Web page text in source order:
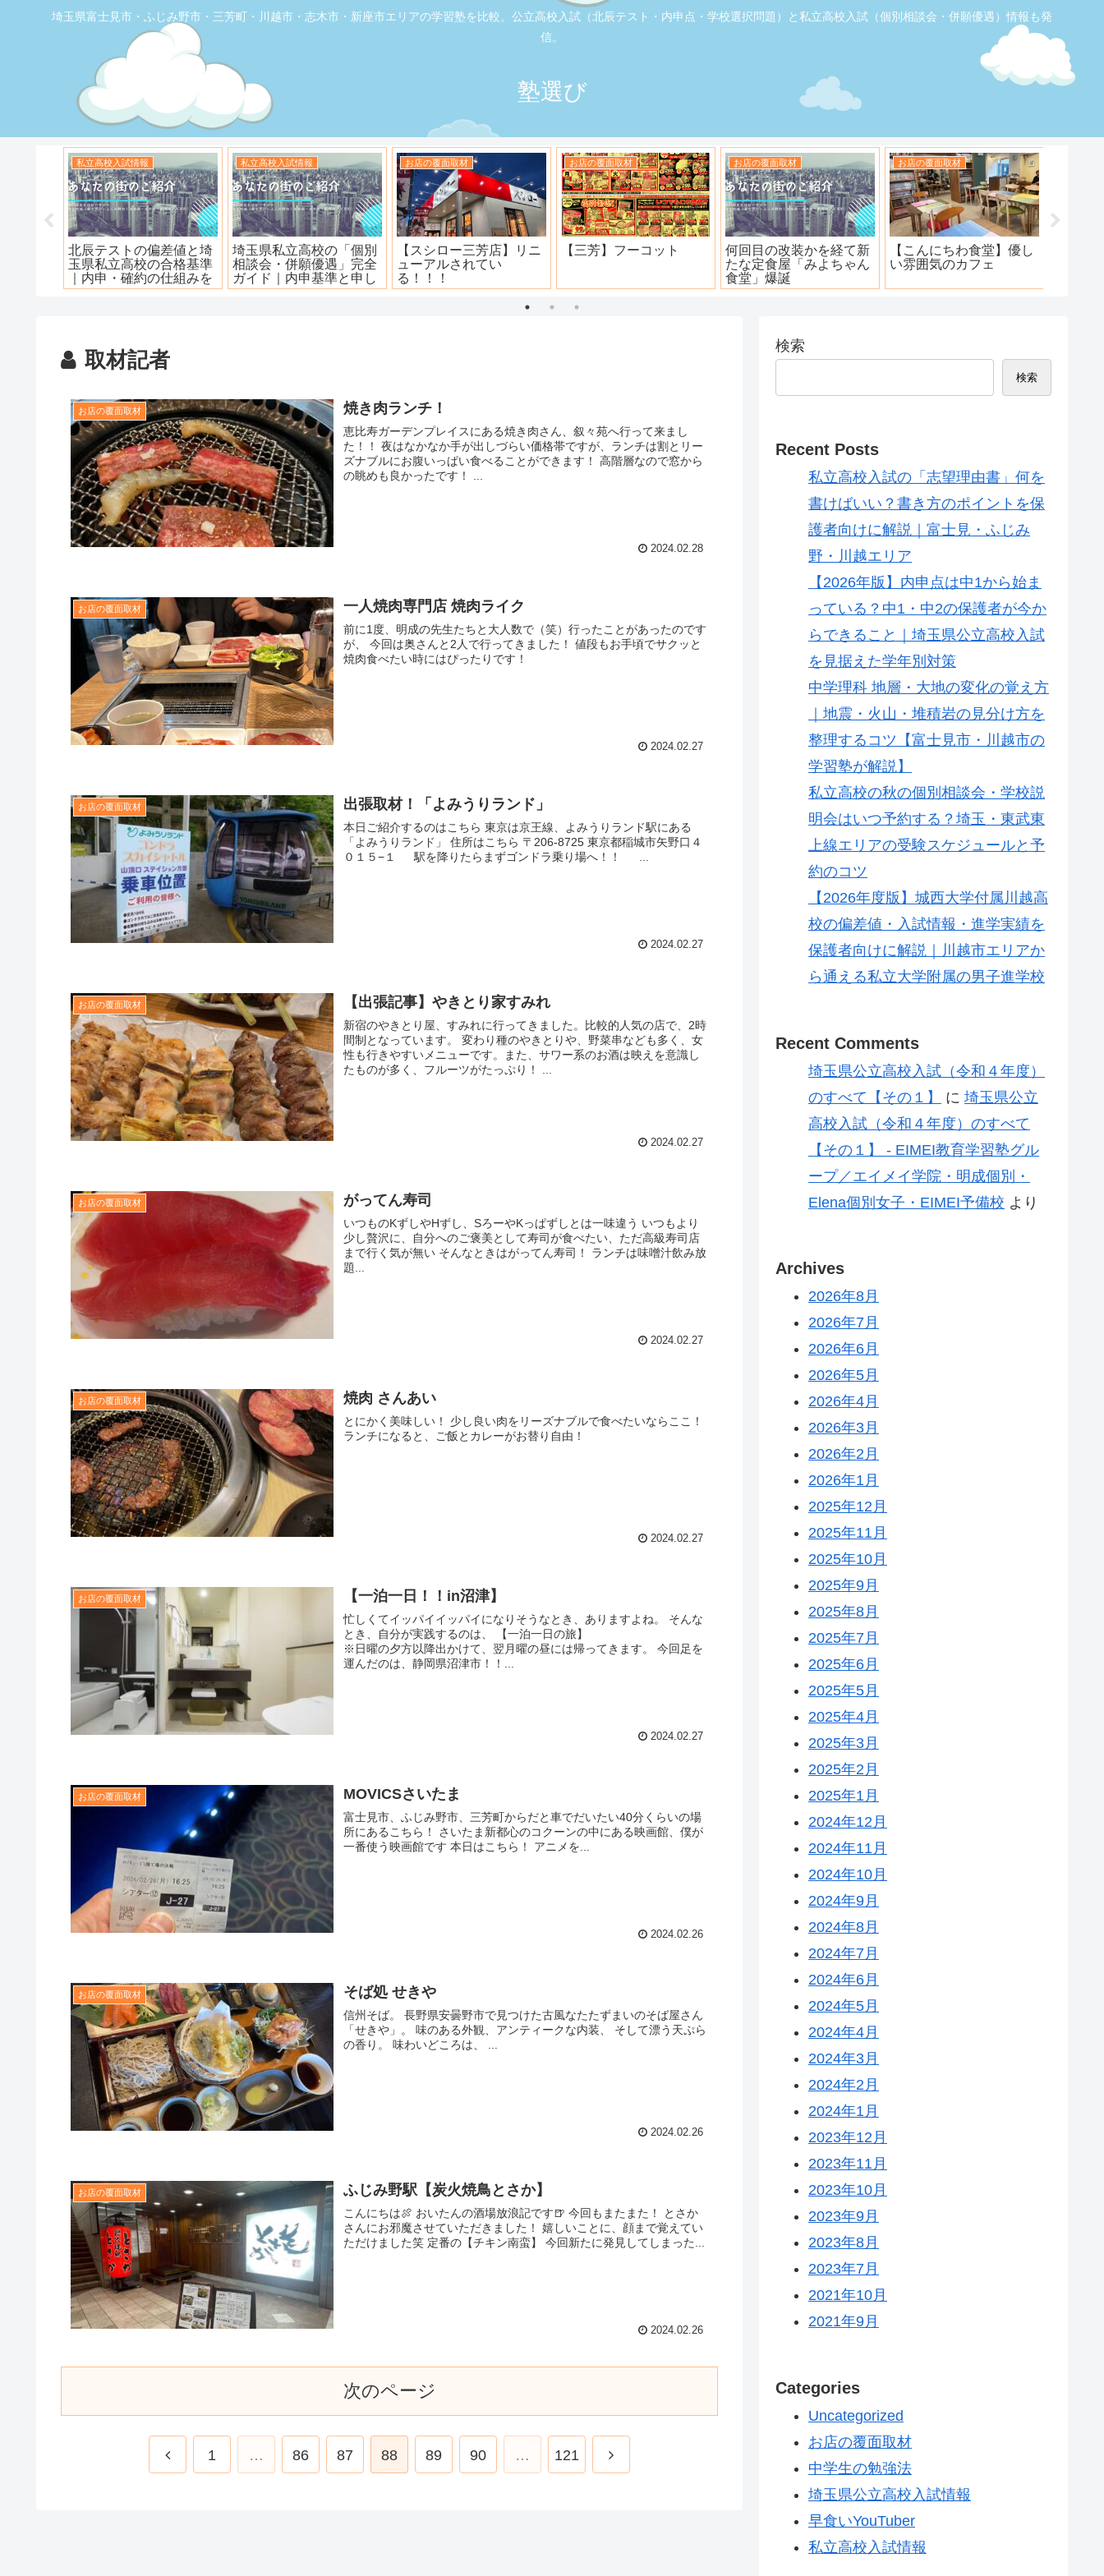
埼玉県富士見市・ふじみ野市・三芳町・川越市・志木市・新座市エリアの学習塾を比較。公立高校入試（北辰テスト・内申点・学校選択問題）と私立高校入試（個別相談会・併願優遇）情報も発
信。
塾選び
お店の覆面取材
【トナリエふじみ野】ワ
ンダーステーキ🥩😋
お店の覆面取材
【新座】日曜ロピア寿司
お店の覆面取材
大衆焼肉ホール ニュー宝
島
お店の覆面取材
地元本格寿司屋。おり
お店の覆面取材
【ふじみ野】素敵なステ
ーキ！ワンダーステー
キ！
お店の覆面取材
ハンバーグ工房 川越新河
岸店
取材記者
お店の覆面取材 焼き肉ランチ！
恵比寿ガーデンプレイスにある焼き肉さん、叙々苑へ行って来まし
た！！ 夜はなかなか手が出しづらい価格帯ですが、ランチは割とリー
ズナブルにお腹いっぱい食べることができます！ 高階層なので窓から
の眺めも良かったです！ ...
2024.02.28
お店の覆面取材 一人焼肉専門店 焼肉ライク
前に1度、明成の先生たちと大人数で（笑）行ったことがあったのです
が、 今回は奥さんと2人で行ってきました！ 値段もお手頃でサクッと
焼肉食べたい時にはぴったりです！
2024.02.27
お店の覆面取材 出張取材！「よみうりランド」
本日ご紹介するのはこちら 東京は京王線、よみうりランド駅にある
「よみうりランド」 住所はこちら 〒206-8725 東京都稲城市矢野口４
０１５−１ 駅を降りたらまずゴンドラ乗り場へ！！ ...
2024.02.27
お店の覆面取材 【出張記事】やきとり家すみれ
新宿のやきとり屋、すみれに行ってきました。比較的人気の店で、2時
間制となっています。 変わり種のやきとりや、野菜串なども多く、女
性も行きやすいメニューです。また、サワー系のお酒は映えを意識し
たものが多く、フルーツがたっぷり！ ...
2024.02.27
お店の覆面取材 がってん寿司
いつものKずしやHずし、SろーやKっぱずしとは一味違う いつもより
少し贅沢に、自分へのご褒美として寿司が食べたい、ただ高級寿司店
まで行く気が無い そんなときはがってん寿司！ ランチは味噌汁飲み放
題...
2024.02.27
お店の覆面取材 焼肉 さんあい
とにかく美味しい！ 少し良い肉をリーズナブルで食べたいならここ！
ランチになると、ご飯とカレーがお替り自由！
2024.02.27
お店の覆面取材 【一泊一日！！in沼津】
忙しくてイッパイイッパイになりそうなとき、ありますよね。 そんな
とき、自分が実践するのは、 【一泊一日の旅】
※日曜の夕方以降出かけて、翌月曜の昼には帰ってきます。 今回足を
運んだのは、静岡県沼津市！！...
2024.02.27
お店の覆面取材 MOVICSさいたま
富士見市、ふじみ野市、三芳町からだと車でだいたい40分くらいの場
所にあるこちら！ さいたま新都心のコクーンの中にある映画館、僕が
一番使う映画館です 本日はこちら！ アニメを...
2024.02.26
お店の覆面取材 そば処 せきや
信州そば。 長野県安曇野市で見つけた古風なたたずまいのそば屋さん
「せきや」。 味のある外観、アンティークな内装、 そして漂う天ぷら
の香り。 味わいどころは、 ...
2024.02.26
お店の覆面取材 ふじみ野駅【炭火焼鳥とさか】
こんにちは🍖 おいたんの酒場放浪記です🍺 今回もまたまた！ とさか
さんにお邪魔させていただきました！ 嬉しいことに、顔まで覚えてい
ただけました笑 定番の【チキン南蛮】 今回新たに発見してしまった...
2024.02.26
次のページ
1 … 86 87 88 89 90 … 121
検索
検索
Recent Posts
私立高校入試の「志望理由書」何を
書けばいい？書き方のポイントを保
護者向けに解説｜富士見・ふじみ
野・川越エリア
【2026年版】内申点は中1から始ま
っている？中1・中2の保護者が今か
らできること｜埼玉県公立高校入試
を見据えた学年別対策
中学理科 地層・大地の変化の覚え方
｜地震・火山・堆積岩の見分け方を
整理するコツ【富士見市・川越市の
学習塾が解説】
私立高校の秋の個別相談会・学校説
明会はいつ予約する？埼玉・東武東
上線エリアの受験スケジュールと予
約のコツ
【2026年度版】城西大学付属川越高
校の偏差値・入試情報・進学実績を
保護者向けに解説｜川越市エリアか
ら通える私立大学附属の男子進学校
Recent Comments
埼玉県公立高校入試（令和４年度）
のすべて【その１】
に 埼玉県公立
高校入試（令和４年度）のすべて
【その１】 - EIMEI教育学習塾グル
ープ／エイメイ学院・明成個別・
Elena個別女子・EIMEI予備校 より
Archives
2026年8月
2026年7月
2026年6月
2026年5月
2026年4月
2026年3月
2026年2月
2026年1月
2025年12月
2025年11月
2025年10月
2025年9月
2025年8月
2025年7月
2025年6月
2025年5月
2025年4月
2025年3月
2025年2月
2025年1月
2024年12月
2024年11月
2024年10月
2024年9月
2024年8月
2024年7月
2024年6月
2024年5月
2024年4月
2024年3月
2024年2月
2024年1月
2023年12月
2023年11月
2023年10月
2023年9月
2023年8月
2023年7月
2021年10月
2021年9月
Categories
Uncategorized
お店の覆面取材
中学生の勉強法
埼玉県公立高校入試情報
早食いYouTuber
私立高校入試情報